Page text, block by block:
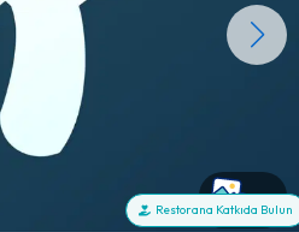
+0
Restorana Katkıda Bulun